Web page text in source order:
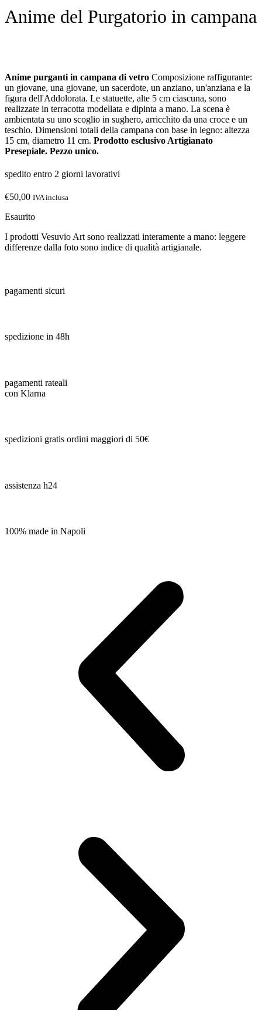
Anime del Purgatorio in campana
Anime purganti in campana di vetro Composizione raffigurante:
un giovane, una giovane, un sacerdote, un anziano, un'anziana e la
figura dell'Addolorata. Le statuette, alte 5 cm ciascuna, sono
realizzate in terracotta modellata e dipinta a mano. La scena è
ambientata su uno scoglio in sughero, arricchito da una croce e un
teschio. Dimensioni totali della campana con base in legno: altezza
15 cm, diametro 11 cm. Prodotto esclusivo Artigianato
Presepiale. Pezzo unico.
spedito entro 2 giorni lavorativi
€50,00 IVA inclusa
Esaurito
I prodotti Vesuvio Art sono realizzati interamente a mano: leggere
differenze dalla foto sono indice di qualità artigianale.
pagamenti sicuri
spedizione in 48h
pagamenti rateali
con Klarna
spedizioni gratis ordini maggiori di 50€
assistenza h24
100% made in Napoli